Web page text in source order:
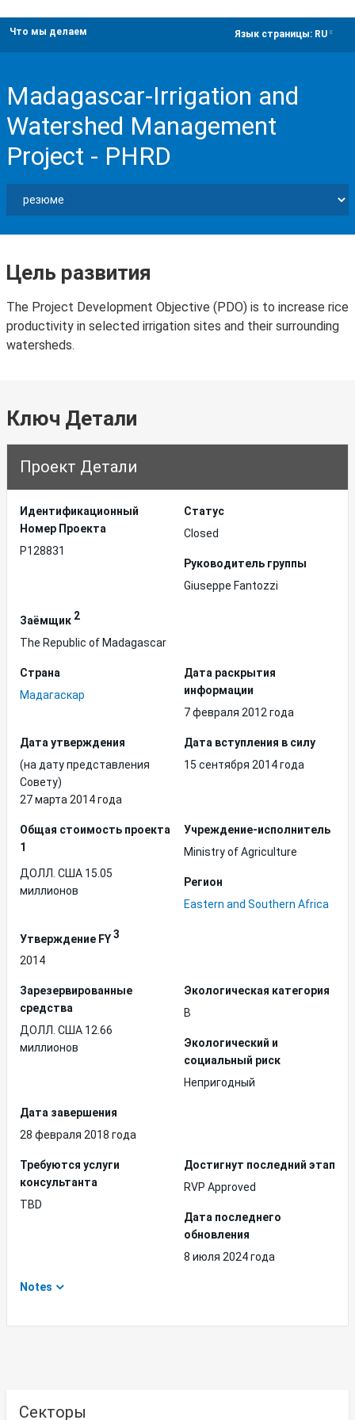
Что мы делаем Язык страницы: RU
Madagascar-Irrigation and
Watershed Management
Project - PHRD
Цель развития
The Project Development Objective (PDO) is to increase rice
productivity in selected irrigation sites and their surrounding
watersheds.
Ключ Детали
Проект Детали
Идентификационный
Hомер Проекта
P128831
Статус
Closed
Руководитель группы
Giuseppe Fantozzi
Заёмщик 2
The Republic of Madagascar
Страна
Мадагаскар
Дата раскрытия
информации
7 февраля 2012 года
Дата утверждения
(на дату представления
Совету)
27 марта 2014 года
Дата вступления в силу
15 сентября 2014 года
Общая стоимость проекта
1
ДОЛЛ. США 15.05
миллионов
Учреждение-исполнитель
Ministry of Agriculture
Регион
Eastern and Southern Africa
Утверждение FY3
2014
Зарезервированные
средства
ДОЛЛ. США 12.66
миллионов
Экологическая категория
B
Экологический и
социальный риск
Непригодный
Дата завершения
28 февраля 2018 года
Требуются услуги
консультанта
TBD
Достигнут последний этап
RVP Approved
Дата последнего
обновления
8 июля 2024 года
Notes
Секторы